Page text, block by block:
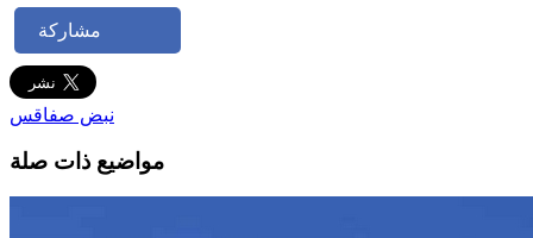
مشاركة
نبض صفاقس
مواضيع ذات صلة